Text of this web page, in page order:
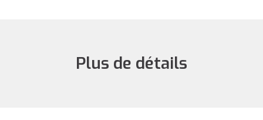
Plus de détails